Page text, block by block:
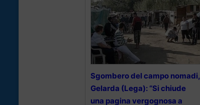
Sgombero del campo nomadi,
Gelarda (Lega): “Si chiude
una pagina vergognosa a